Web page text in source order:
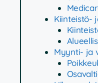
Kiinteistö-
Myynti- ja